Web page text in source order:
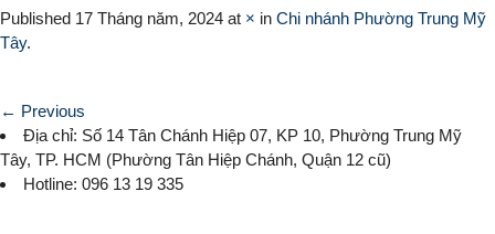
Published 17 Tháng năm, 2024 at × in Chi nhánh Phường Trung Mỹ
Tây.
← Previous
Địa chỉ: Số 14 Tân Chánh Hiệp 07, KP 10, Phường Trung Mỹ
Tây, TP. HCM (Phường Tân Hiệp Chánh, Quận 12 cũ)
Hotline: 096 13 19 335